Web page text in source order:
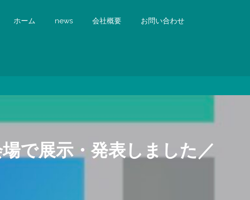
ホーム news 会社概要 お問い合わせ
で展示・発表しました／